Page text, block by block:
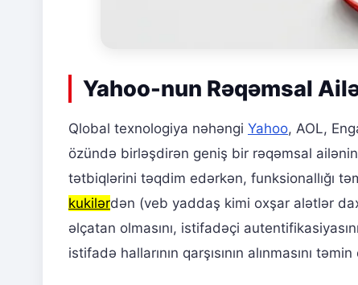
Yahoo-nun Rəqəmsal
Qlobal texnologiya nəhəngi Yahoo, AOL,
özündə birləşdirən geniş bir rəqəmsal
tətbiqlərini təqdim edərkən, funksionallığı
kukilərdən (veb yaddaş kimi oxşar alətlər
əlçatan olmasını, istifadəçi
istifadə hallarının qarşısının alınmasını